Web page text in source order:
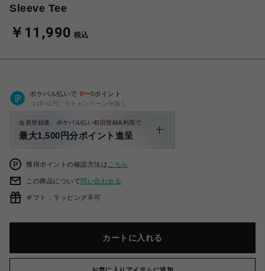
Sleeve Tee
￥11,990 税込
ポケパル払いで 0〜0ポイント
（1P=1円）※キャンペーン分除く
会員登録後、ポケパル払い初回登録&利用で
最大1,500円分ポイント進呈
獲得ポイントの確認方法は こちら
この商品について問い合わせる
ギフト：ラッピング不可
カートに入れる
お気に入りアイテムに追加